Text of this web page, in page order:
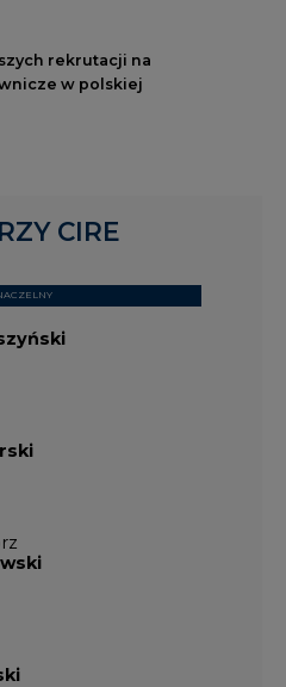
rekrutacji na
w polskiej
CIRE